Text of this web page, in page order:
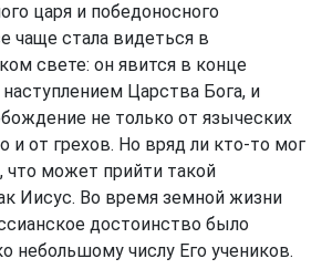
царя и победоносного
чаще стала видеться в
свете: он явится в конце
Царства Бога, и
не только от языческих
и от грехов. Но вряд ли кто-то мог
что может прийти такой
Иисус. Во время земной жизни
достоинство было
небольшому числу Его учеников.